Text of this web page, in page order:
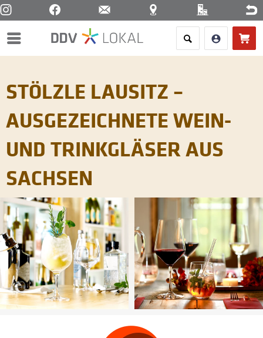
Menü
STÖLZLE LAUSITZ –
AUSGEZEICHNETE WEIN-
UND TRINKGLÄSER AUS
SACHSEN